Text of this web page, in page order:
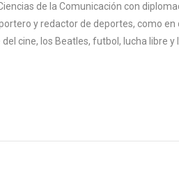
de la Comunicación con
y redactor de deportes, como
cine, los Beatles, futbol, lucha libre y